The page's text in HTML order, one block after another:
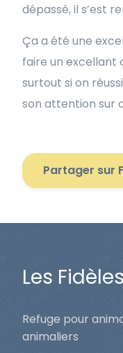
dépassé, il s’est
Ça a été une
faire un excellant
surtout si on
son attention sur
Partager sur
Les
Refuge pour
animaliers